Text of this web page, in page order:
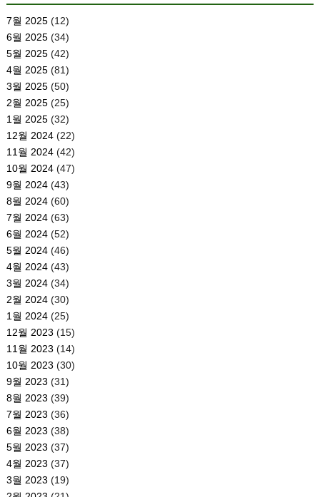
7월 2025(12)
6월 2025(34)
5월 2025(42)
4월 2025(81)
3월 2025(50)
2월 2025(25)
1월 2025(32)
12월 2024(22)
11월 2024(42)
10월 2024(47)
9월 2024(43)
8월 2024(60)
7월 2024(63)
6월 2024(52)
5월 2024(46)
4월 2024(43)
3월 2024(34)
2월 2024(30)
1월 2024(25)
12월 2023 (15)
11월 2023 (14)
10월 2023 (30)
9월 2023 (31)
8월 2023 (39)
7월 2023 (36)
6월 2023 (38)
5월 2023 (37)
4월 2023 (37)
3월 2023 (19)